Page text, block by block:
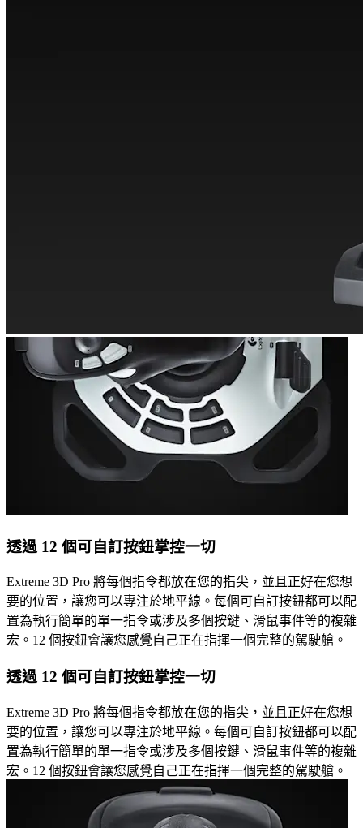
透過 12 個可自訂按鈕掌控一切
Extreme 3D Pro 將每個指令都放在您的指尖，並且正好在您想
要的位置，讓您可以專注於地平線。每個可自訂按鈕都可以配
置為執行簡單的單一指令或涉及多個按鍵、滑鼠事件等的複雜
宏。12 個按鈕會讓您感覺自己正在指揮一個完整的駕駛艙。
透過 12 個可自訂按鈕掌控一切
Extreme 3D Pro 將每個指令都放在您的指尖，並且正好在您想
要的位置，讓您可以專注於地平線。每個可自訂按鈕都可以配
置為執行簡單的單一指令或涉及多個按鍵、滑鼠事件等的複雜
宏。12 個按鈕會讓您感覺自己正在指揮一個完整的駕駛艙。